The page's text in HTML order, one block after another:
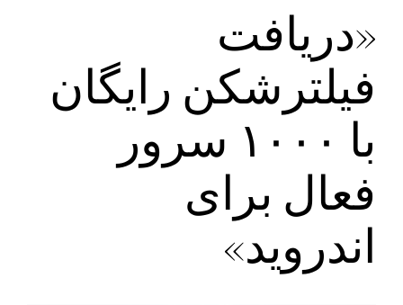
«دریافت
فیلترشکن رایگان
با ۱۰۰۰ سرور
فعال برای
اندروید»